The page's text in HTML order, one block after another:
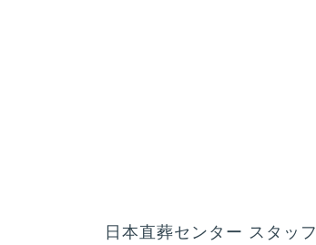
日本直葬センター スタッフ